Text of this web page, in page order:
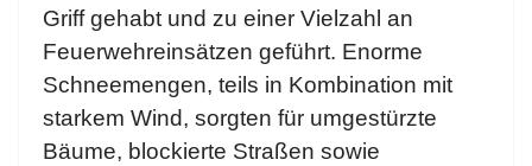
Griff gehabt und zu einer Vielzahl an
Feuerwehreinsätzen geführt. Enorme
Schneemengen, teils in Kombination mit
starkem Wind, sorgten für umgestürzte
Bäume, blockierte Straßen sowie